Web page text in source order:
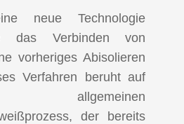
neue Technologie
das Verbinden von
vorheriges Abisolieren
Verfahren beruht auf
allgemeinen
der bereits